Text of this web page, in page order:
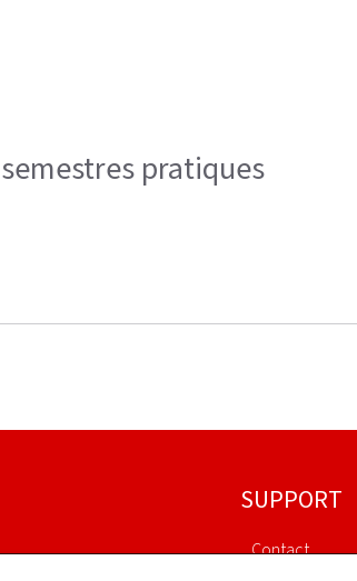
pratiques
SUPPORT
Contact